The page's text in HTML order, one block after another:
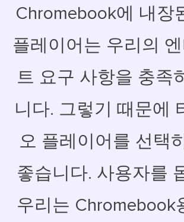
Chromebook에 내장
플레이어는 우리의
트 요구 사항을 충족
니다. 그렇기 때문에
오 플레이어를 선택
좋습니다. 사용자를
우리는 Chromebook